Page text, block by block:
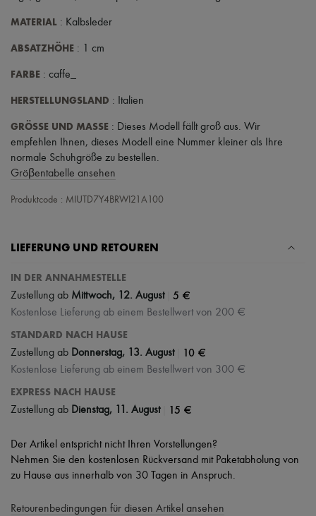
MATERIAL : Kalbsleder
ABSATZHÖHE : 1 cm
FARBE : caffe_
HERSTELLUNGSLAND : Italien
GRÖSSE UND MASSE : Dieses Modell fällt groß aus. Wir
empfehlen Ihnen, dieses Modell eine Nummer kleiner als Ihre
normale Schuhgröße zu bestellen.
Gröβentabelle ansehen
Produktcode : MIUTD7Y4BRWI21A100
LIEFERUNG UND RETOUREN
IN DER ANNAHMESTELLE
Zustellung ab Mittwoch, 12. August 5 €
Kostenlose Lieferung ab einem Bestellwert von 200 €
STANDARD NACH HAUSE
Zustellung ab Donnerstag, 13. August 10 €
Kostenlose Lieferung ab einem Bestellwert von 300 €
EXPRESS NACH HAUSE
Zustellung ab Dienstag, 11. August 15 €
Der Artikel entspricht nicht Ihren Vorstellungen?
Nehmen Sie den kostenlosen Rückversand mit Paketabholung von
zu Hause aus innerhalb von 30 Tagen in Anspruch.
Retourenbedingungen für diesen Artikel ansehen